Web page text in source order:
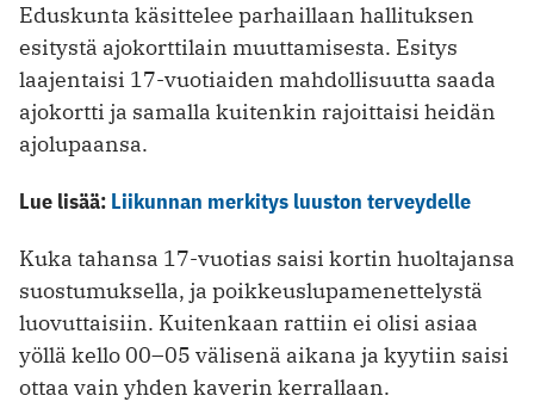
Eduskunta käsittelee parhaillaan hallituksen
esitystä ajokorttilain muuttamisesta. Esitys
laajentaisi 17-vuotiaiden mahdollisuutta saada
ajokortti ja samalla kuitenkin rajoittaisi heidän
ajolupaansa.
Lue lisää: Liikunnan merkitys luuston terveydelle
Kuka tahansa 17-vuotias saisi kortin huoltajansa
suostumuksella, ja poikkeuslupamenettelystä
luovuttaisiin. Kuitenkaan rattiin ei olisi asiaa
yöllä kello 00–05 välisenä aikana ja kyytiin saisi
ottaa vain yhden kaverin kerrallaan.